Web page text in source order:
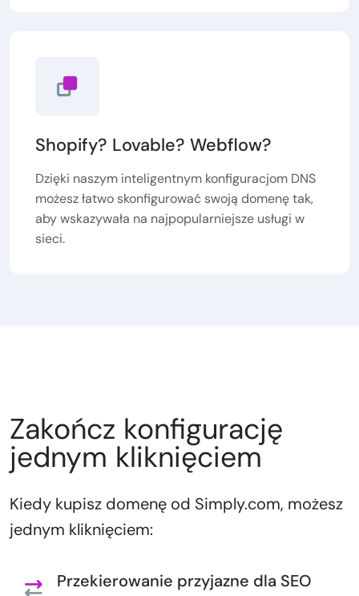
Shopify? Lovable? Webflow?
Dzięki naszym inteligentnym konfiguracjom DNS
możesz łatwo skonfigurować swoją domenę tak,
aby wskazywała na najpopularniejsze usługi w
sieci.
Zakończ konfigurację
jednym kliknięciem
Kiedy kupisz domenę od Simply.com, możesz
jednym kliknięciem:
Przekierowanie przyjazne dla SEO